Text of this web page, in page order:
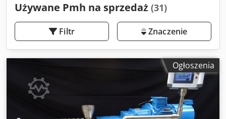
Używane Pmh na sprzedaż (31)
Filtr Znaczenie
Ogłoszenia